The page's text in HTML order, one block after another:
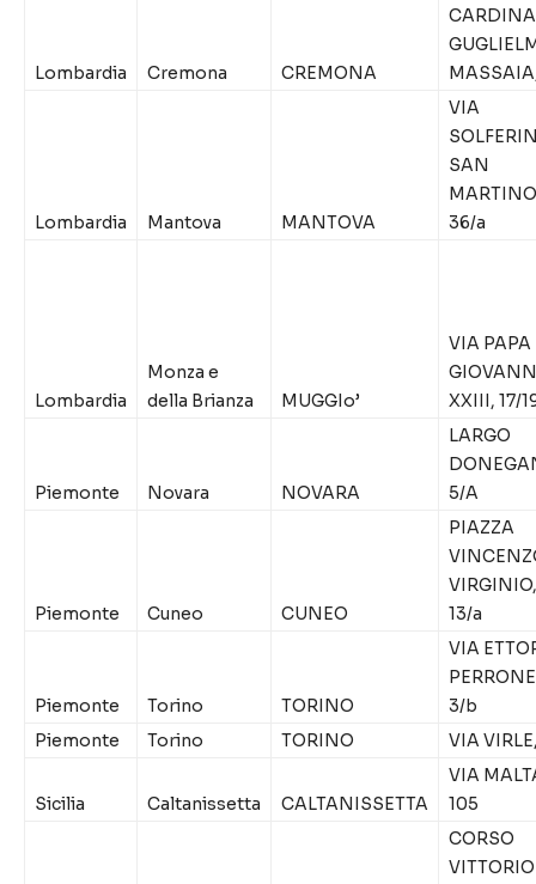
Lombardia Cremona CREMONA
Lombardia Mantova MANTOVA
VIA
SAN
36/a
Lombardia
Monza e
della Brianza
MUGGIo’
VIA PAPA
XXIII, 17/
Piemonte Novara NOVARA
LARGO
5/A
Piemonte Cuneo CUNEO
PIAZZA
VIRGINIO,
13/a
Piemonte Torino TORINO
VIA
3/b
Piemonte
Torino TORINO VIA
Sicilia Caltanissetta CALTANISSETTA
VIA
105
CORSO
VITTORIO